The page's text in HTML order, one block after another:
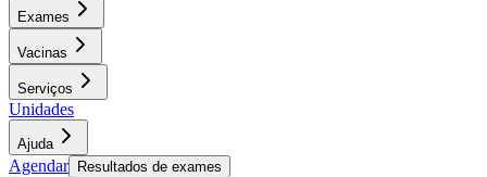
Exames
Vacinas
Serviços
Unidades
Ajuda
Agendar Resultados de exames